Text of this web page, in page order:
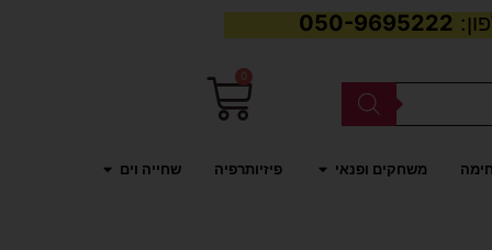
050-9695222
0
עגלת
משחקים ופנאי פתח משחקים ופנאי
פיזיותרפיה שחייה וים פתח שחייה וים